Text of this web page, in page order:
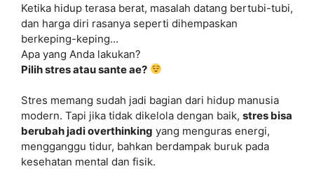
Ketika hidup terasa berat, masalah datang bertubi-tubi,
dan harga diri rasanya seperti dihempaskan
berkeping-keping…
Apa yang Anda lakukan?
Pilih stres atau sante ae?
Stres memang sudah jadi bagian dari hidup manusia
modern. Tapi jika tidak dikelola dengan baik, stres bisa
berubah jadi overthinking yang menguras energi,
mengganggu tidur, bahkan berdampak buruk pada
kesehatan mental dan fisik.